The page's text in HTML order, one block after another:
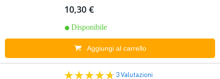
10,30 €
Disponibile
Aggiungi al carrello
3 Valutazioni